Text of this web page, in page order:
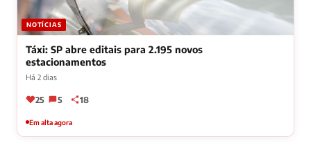
NOTÍCIAS
Táxi: SP abre editais para 2.195 novos
estacionamentos
Há 2 dias
25 5 18
Em alta agora